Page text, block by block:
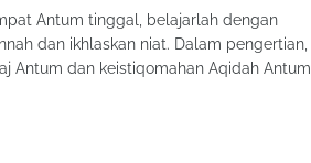
Antum tinggal, belajarlah dengan
dan ikhlaskan niat. Dalam pengertian,
Antum dan keistiqomahan Aqidah Antum